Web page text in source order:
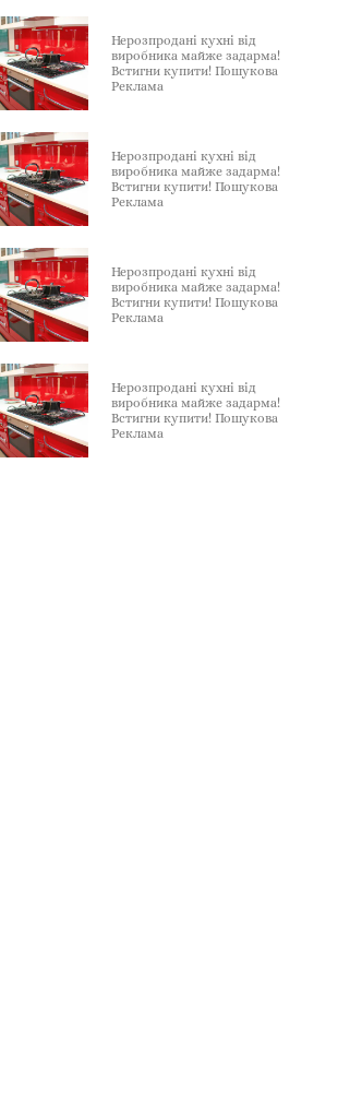
Нерозпродані кухні від
виробника майже задарма!
Встигни купити! Пошукова
Реклама
Нерозпродані кухні від
виробника майже задарма!
Встигни купити! Пошукова
Реклама
Нерозпродані кухні від
виробника майже задарма!
Встигни купити! Пошукова
Реклама
Нерозпродані кухні від
виробника майже задарма!
Встигни купити! Пошукова
Реклама